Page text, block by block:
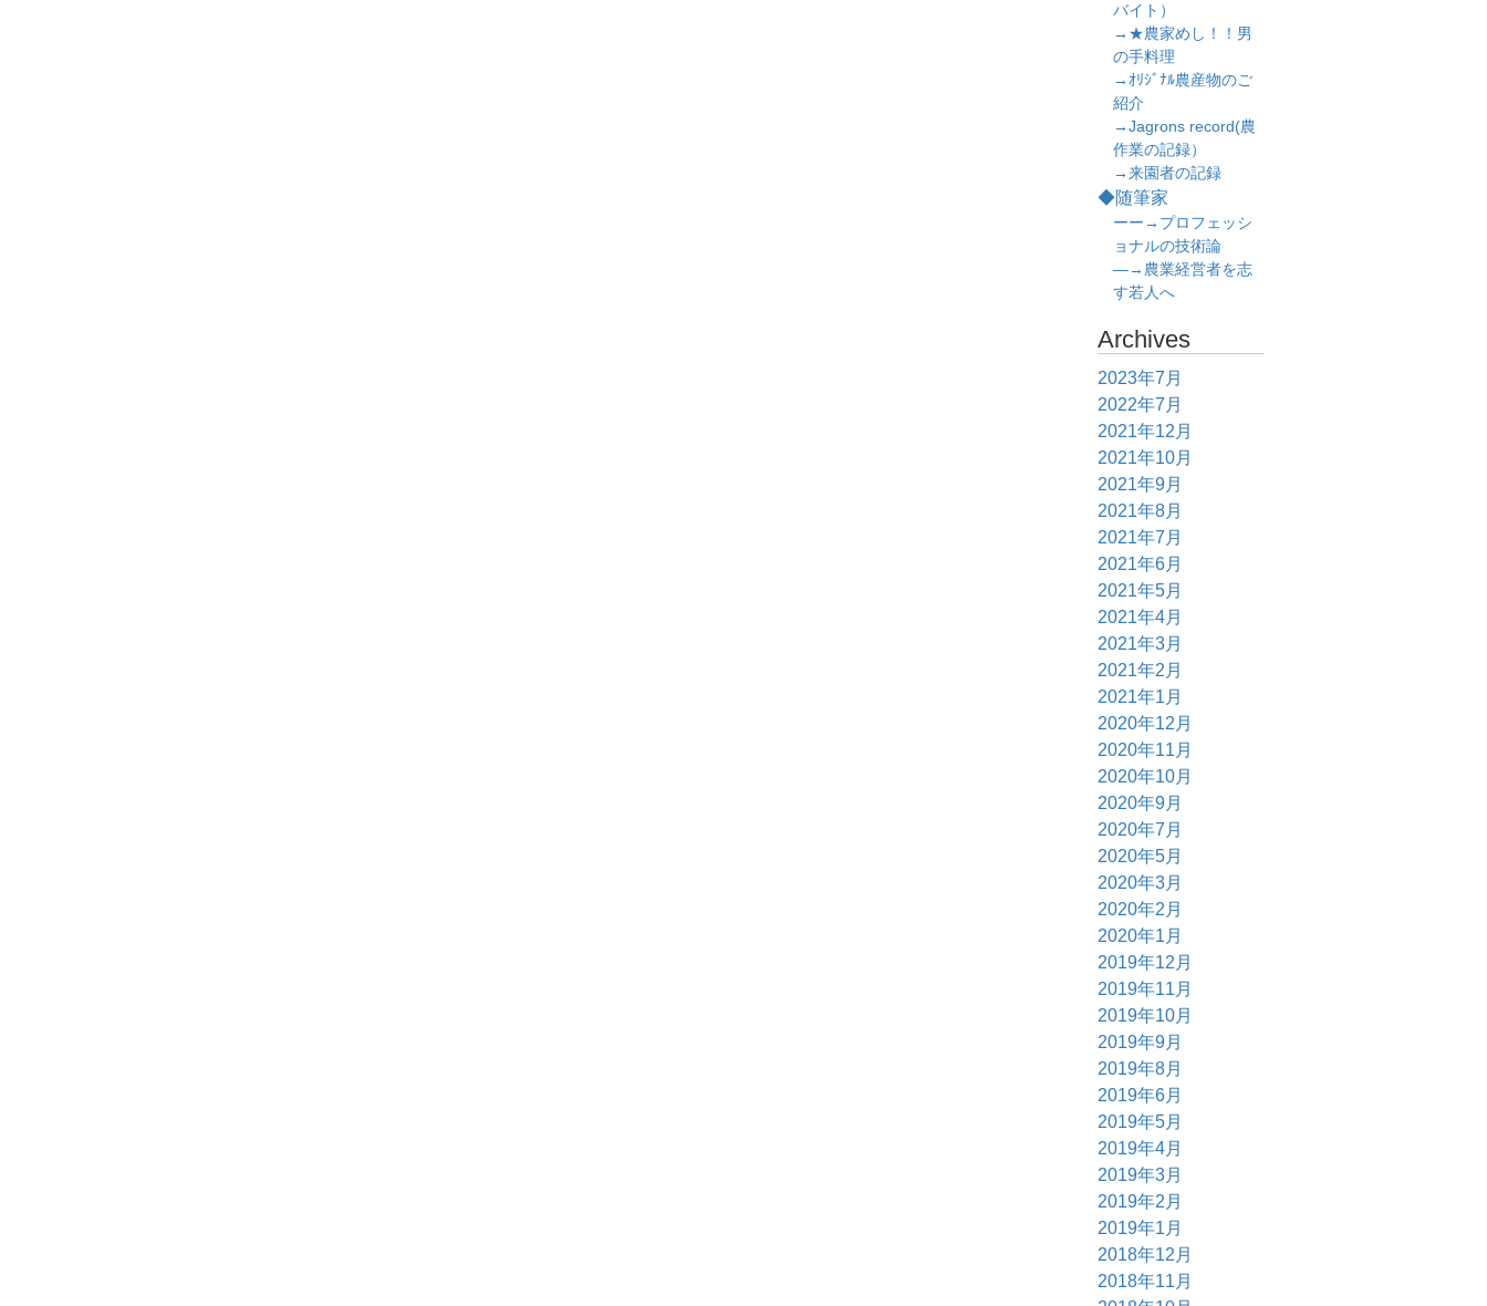
バイト）
→★農家めし！！男
の手料理
→ｵﾘｼﾞﾅﾙ農産物のご
紹介
→Jagrons record(農
作業の記録）
→来園者の記録
◆随筆家
ーー→プロフェッシ
ョナルの技術論
―→農業経営者を志
す若人へ
Archives
2023年7月
2022年7月
2021年12月
2021年10月
2021年9月
2021年8月
2021年7月
2021年6月
2021年5月
2021年4月
2021年3月
2021年2月
2021年1月
2020年12月
2020年11月
2020年10月
2020年9月
2020年7月
2020年5月
2020年3月
2020年2月
2020年1月
2019年12月
2019年11月
2019年10月
2019年9月
2019年8月
2019年6月
2019年5月
2019年4月
2019年3月
2019年2月
2019年1月
2018年12月
2018年11月